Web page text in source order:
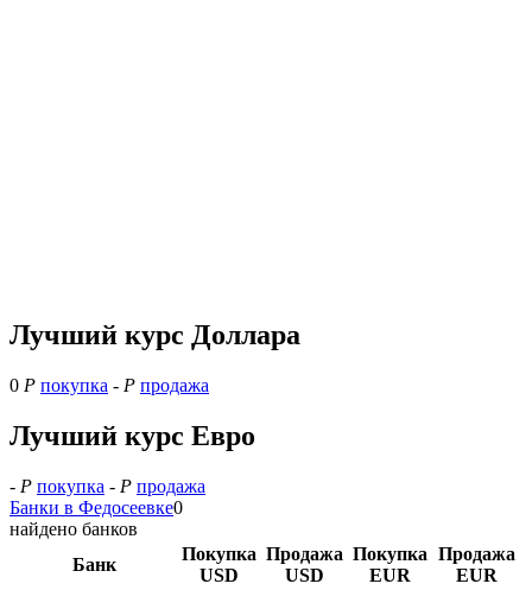
Лучший курс Доллара
0 Р покупка - Р продажа
Лучший курс Евро
- Р покупка - Р продажа
Банки в Федосеевке0
найдено банков
Банк
Покупка
USD
Продажа
USD
Покупка
EUR
Продажа
EUR